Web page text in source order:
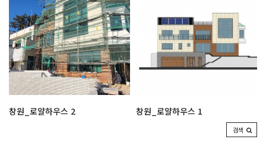
창원_로얄하우스 2 창원_로얄하우스 1
검색